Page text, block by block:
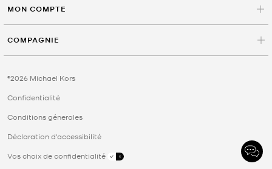
MON COMPTE
COMPAGNIE
©2026 Michael Kors
Confidentialité
Conditions génerales
Déclaration d'accessibilité
Vos choix de confidentialité